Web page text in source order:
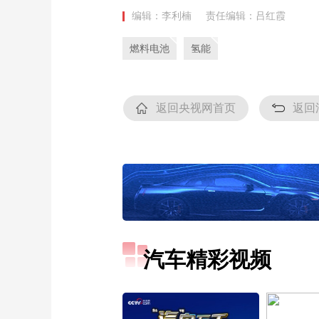
编辑：李利楠 责任编辑：吕红霞
燃料电池 氢能
返回央视网首页 返回
汽车精彩视频